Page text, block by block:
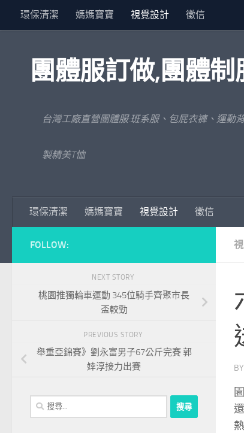
Skip to content
環保清潔 媽媽寶寶 視覺設計 徵信
團體服訂做,團體制
台灣工廠直營團體服:班系服、包屁衣褲、運動
製精美T恤
環保清潔 媽媽寶寶 視覺設計 徵信
BY
FOLLOW:
NEXT STORY
桃園推獨輪車運動 345位騎手齊聚市長
盃較勁
PREVIOUS STORY
舉重亞錦賽》劉永富男子67公斤完賽 郭
婞淳接力出賽
搜
尋